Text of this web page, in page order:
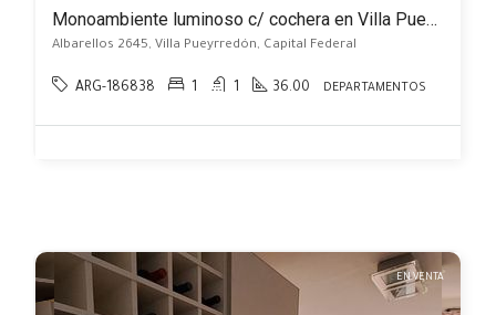
Monoambiente luminoso c/ cochera en Villa Pueyrredón
Albarellos 2645, Villa Pueyrredón, Capital Federal
ARG-186838 1 1 36.00 DEPARTAMENTOS
EN VENTA